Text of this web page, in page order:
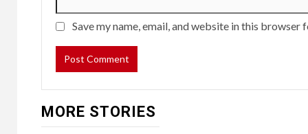
Save my name, email, and website in this
MORE STORIES